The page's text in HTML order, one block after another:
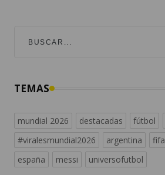
TEMAS
mundial 2026 destacadas fútbol
#viralesmundial2026
argentina fifa
españa
messi universofutbol